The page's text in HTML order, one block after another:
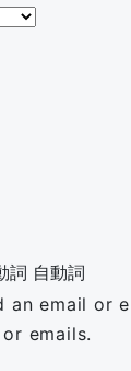
詞 自動詞
an email or
emails.